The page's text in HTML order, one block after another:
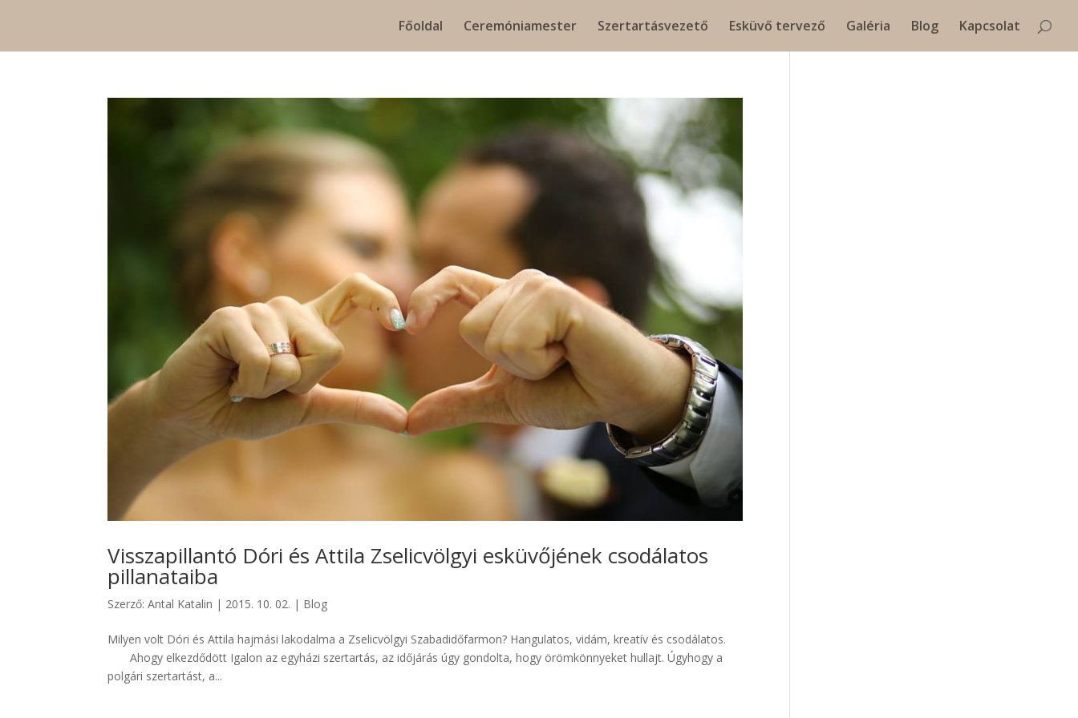
Főoldal Ceremóniamester Szertartásvezető Esküvő tervező Galéria Blog Kapcsolat
Visszapillantó Dóri és Attila Zselicvölgyi esküvőjének csodálatos
pillanataiba
Szerző:Antal Katalin | 2015. 10. 02. | Blog
Milyen volt Dóri és Attila hajmási lakodalma a Zselicvölgyi Szabadidőfarmon? Hangulatos, vidám, kreatív és csodálatos.
Ahogy elkezdődött Igalon az egyházi szertartás, az időjárás úgy gondolta, hogy örömkönnyeket hullajt. Úgyhogy a
polgári szertartást, a...